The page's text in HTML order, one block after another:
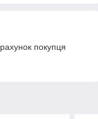
покупця